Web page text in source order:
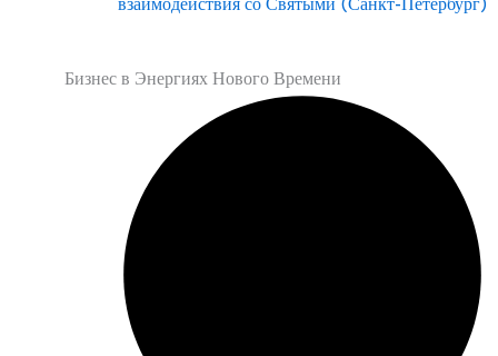
Бизнес в Энергиях Нового Времени